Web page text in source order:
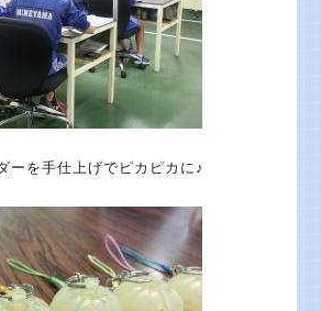
ーを手仕上げでピカピカに♪